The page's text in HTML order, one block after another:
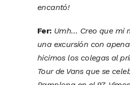
encantó!
Fer: Umh… Creo que mi
una excursión con
hicimos los colegas al
Tour de Vans que se